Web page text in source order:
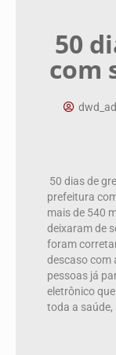
50
com
50 dias de
prefeitura
mais de 540
deixaram de
foram
descaso com
pessoas já
eletrônico
toda a saúde,